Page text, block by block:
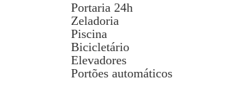
Portaria 24h
Zeladoria
Piscina
Bicicletário
Elevadores
Portões automáticos